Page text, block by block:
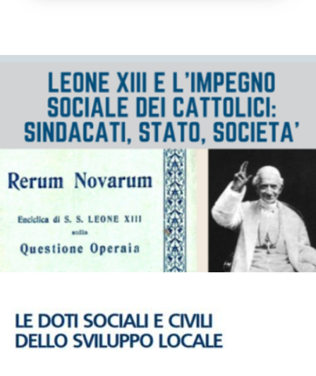
Leone XIII e l’impegno sociale dei cattolici: sindacati, stato,
società. Giovedì 6 novembre ore 10.00, Perugia
CONVEGNI E SEMINARI